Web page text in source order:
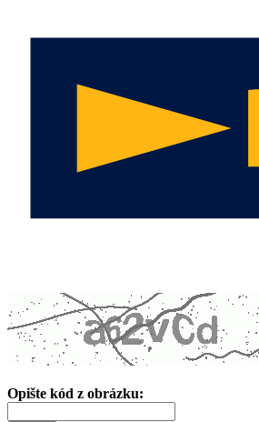
Opište kód z obrázku: